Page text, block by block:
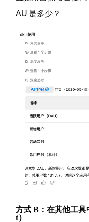
AU 是多少？
方式 B：在其他工具
t）